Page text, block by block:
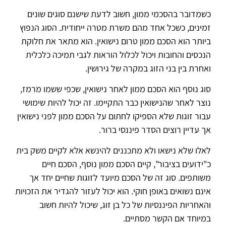
כשמדובר בהסכמי ממון, חשוב לדעת שישנם סוגים שונים
זמינים, כשכל אחד מהם משרת מטרה ייחודית. הסוג הנפוץ
ביותר הוא הסכם ממון טרום נישואין. הוא מתאר את חלוקת
הנכסים והחובות ויכול לכלול הוראות לגבי תמיכה כלכלית
ואחרת בין בני הזוג במקרה של גירושין.
סוג נוסף הוא הסכם ממון לאחר נישואין, שכפי ששמו מרמז,
נוצר לאחר שהנישואין כבר התקיימו. זה יכול להיות שימושי
עבור זוגות שלא הספיקו לחתום על הסכם ממון לפני נישואין
אך עדיין רוצים הסדר פיננסי ברור.
לאלו שלא נישאו ולא מתכננים להינשא אלא לקיים משק בית
כ"ידועים בציבור", קיים הסכם ממון נוסף, הסכם חיים
משותפים. סוג זה של הסכם מיועד לזוגות שחיים יחד אך
אינם נשואים באופן חוקי. הוא יכול לעזור להגדיר את הזכויות
והאחריות הפיננסיות של כל בן זוג, שיכול להיות חשוב
במיוחד אם הקשר מסתיים.